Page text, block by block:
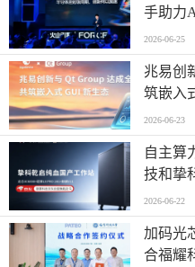
手助力
时代高
2026-06-25
兆易创
筑嵌入
2026-06-23
自主算
技和挚
自研国
2026-06-22
加码光
合福耀